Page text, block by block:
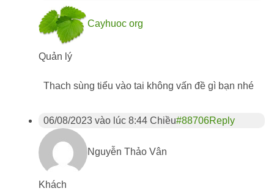
Cayhuoc org
Quản lý
Thach sùng tiểu vào tai không vấn đề gì bạn nhé
06/08/2023 vào lúc 8:44 Chiều#88706Reply
Nguyễn Thảo Vân
Khách